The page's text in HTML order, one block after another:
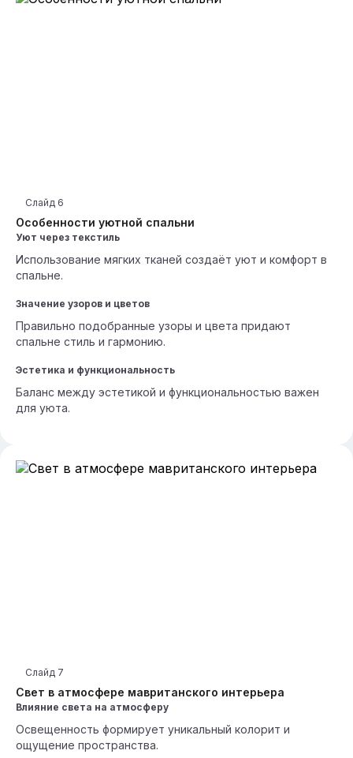
Особенности уютной спальни
Слайд 6
Уют через текстиль
Использование мягких тканей создаёт уют и комфорт в
спальне.
Значение узоров и цветов
Правильно подобранные узоры и цвета придают
спальне стиль и гармонию.
Эстетика и функциональность
Баланс между эстетикой и функциональностью важен
для уюта.
Свет в атмосфере мавританского интерьера
Слайд 7
Влияние света на атмосферу
Освещенность формирует уникальный колорит и
ощущение пространства.